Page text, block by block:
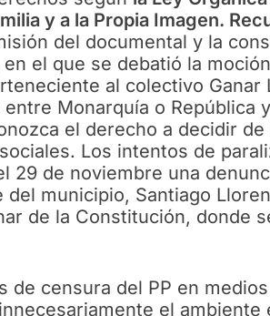
y a la Propia Imagen.
del documental y la
el que se debatió la
al colectivo Ganar
Monarquía o República
el derecho a decidir
Los intentos de
29 de noviembre una
municipio, Santiago
de la Constitución, donde
de censura del PP en
el ambiente